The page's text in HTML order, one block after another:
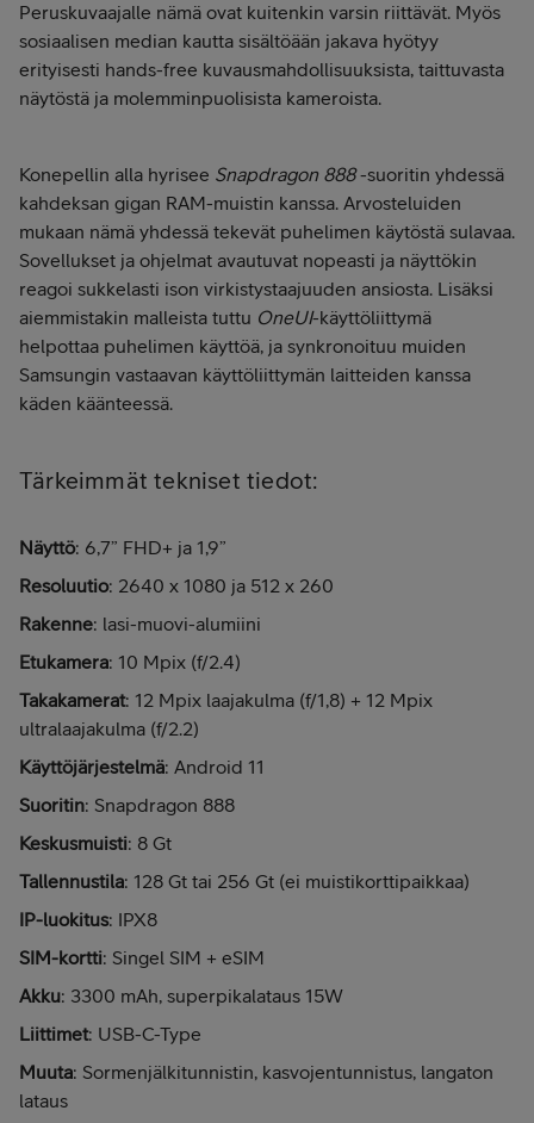
Peruskuvaajalle nämä ovat kuitenkin varsin riittävät. Myös
sosiaalisen median kautta sisältöään jakava hyötyy
erityisesti hands-free kuvausmahdollisuuksista, taittuvasta
näytöstä ja molemminpuolisista kameroista.
Konepellin alla hyrisee Snapdragon 888-suoritin yhdessä
kahdeksan gigan RAM-muistin kanssa. Arvosteluiden
mukaan nämä yhdessä tekevät puhelimen käytöstä sulavaa.
Sovellukset ja ohjelmat avautuvat nopeasti ja näyttökin
reagoi sukkelasti ison virkistystaajuuden ansiosta. Lisäksi
aiemmistakin malleista tuttu OneUI-käyttöliittymä
helpottaa puhelimen käyttöä, ja synkronoituu muiden
Samsungin vastaavan käyttöliittymän laitteiden kanssa
käden käänteessä.
Tärkeimmät tekniset tiedot:
Näyttö: 6,7” FHD+ ja 1,9”
Resoluutio: 2640 x 1080 ja 512 x 260
Rakenne: lasi-muovi-alumiini
Etukamera: 10 Mpix (f/2.4)
Takakamerat: 12 Mpix laajakulma (f/1,8) + 12 Mpix
ultralaajakulma (f/2.2)
Käyttöjärjestelmä: Android 11
Suoritin: Snapdragon 888
Keskusmuisti: 8 Gt
Tallennustila: 128 Gt tai 256 Gt (ei muistikorttipaikkaa)
IP-luokitus: IPX8
SIM-kortti: Singel SIM + eSIM
Akku: 3300 mAh, superpikalataus 15W
Liittimet: USB-C-Type
Muuta: Sormenjälkitunnistin, kasvojentunnistus, langaton
lataus